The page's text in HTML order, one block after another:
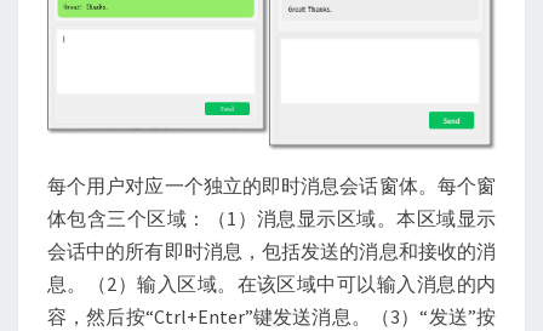
每个用户对应一个独立的即时消息会话窗体。每个窗
体包含三个区域：（1）消息显示区域。本区域显示
会话中的所有即时消息，包括发送的消息和接收的消
息。（2）输入区域。在该区域中可以输入消息的内
容，然后按“Ctrl+Enter”键发送消息。（3）“发送”按